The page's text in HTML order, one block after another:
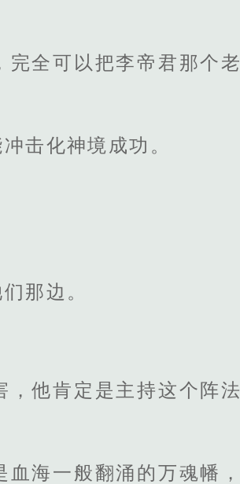
全可以把李帝君那个老
击化神境成功。
那边。
他肯定是主持这个阵法
海一般翻涌的万魂幡，